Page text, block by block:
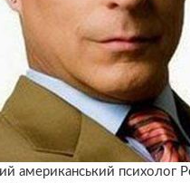
американський психолог